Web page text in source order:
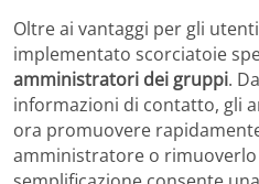
Oltre ai vantaggi per gli
implementato scorciatoie
amministratori dei gruppi.
informazioni di contatto, gli
ora promuovere
amministratore o